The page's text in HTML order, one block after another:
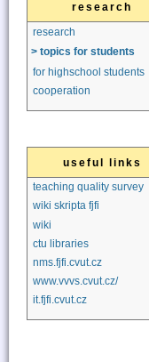
research
research
> topics for students
for highschool students
cooperation
useful links
teaching quality survey
wiki skripta fjfi
wiki
ctu libraries
nms.fjfi.cvut.cz
www.vvvs.cvut.cz/
it.fjfi.cvut.cz